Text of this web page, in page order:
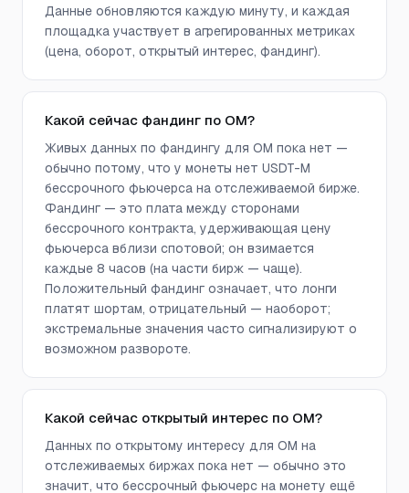
Данные обновляются каждую минуту, и каждая
площадка участвует в агрегированных метриках
(цена, оборот, открытый интерес, фандинг).
Какой сейчас фандинг по OM?
Живых данных по фандингу для OM пока нет —
обычно потому, что у монеты нет USDT-M
бессрочного фьючерса на отслеживаемой бирже.
Фандинг — это плата между сторонами
бессрочного контракта, удерживающая цену
фьючерса вблизи спотовой; он взимается
каждые 8 часов (на части бирж — чаще).
Положительный фандинг означает, что лонги
платят шортам, отрицательный — наоборот;
экстремальные значения часто сигнализируют о
возможном развороте.
Какой сейчас открытый интерес по OM?
Данных по открытому интересу для OM на
отслеживаемых биржах пока нет — обычно это
значит, что бессрочный фьючерс на монету ещё